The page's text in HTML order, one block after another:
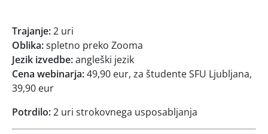
Trajanje:2 uri
Oblika:spletno preko Zooma
Jezik izvedbe:angleški jezik
Cena webinarja:49,90 eur, za študente SFU Ljubljana,
39,90 eur
Potrdilo:2 uri strokovnega usposabljanja